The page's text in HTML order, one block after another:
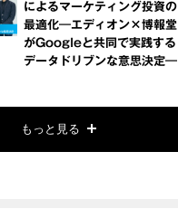
によるマーケティング投資の
最適化―エディオン×博報堂
がGoogleと共同で実践する
データドリブンな意思決定―
もっと見る